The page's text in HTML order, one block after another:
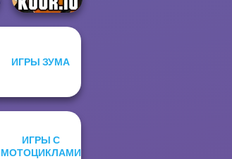
ИГРЫ ЗУМА
ИГРЫ С
МОТОЦИКЛАМИ